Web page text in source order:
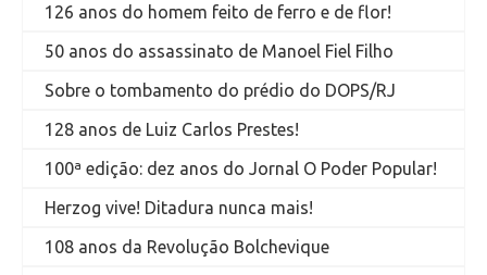
126 anos do homem feito de ferro e de flor!
50 anos do assassinato de Manoel Fiel Filho
Sobre o tombamento do prédio do DOPS/RJ
128 anos de Luiz Carlos Prestes!
100ª edição: dez anos do Jornal O Poder Popular!
Herzog vive! Ditadura nunca mais!
108 anos da Revolução Bolchevique